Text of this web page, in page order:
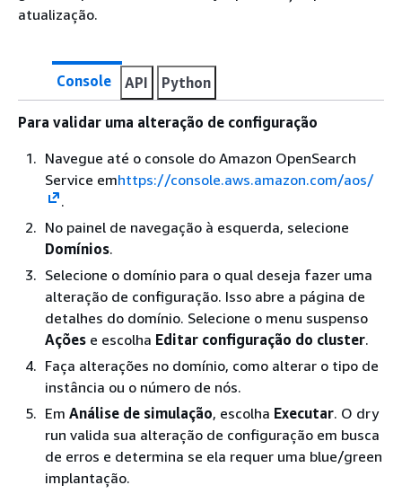
atualização.
Console API Python
Para validar uma alteração de configuração
Navegue até o console do Amazon OpenSearch
Service emhttps://console.aws.amazon.com/aos/
.
No painel de navegação à esquerda, selecione
Domínios.
Selecione o domínio para o qual deseja fazer uma
alteração de configuração. Isso abre a página de
detalhes do domínio. Selecione o menu suspenso
Ações e escolha Editar configuração do cluster.
Faça alterações no domínio, como alterar o tipo de
instância ou o número de nós.
Em Análise de simulação, escolha Executar. O dry
run valida sua alteração de configuração em busca
de erros e determina se ela requer uma blue/green
implantação.